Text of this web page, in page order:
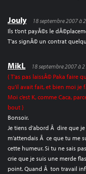
Jouly
18 septembre 2007 à
Ils t’ont payÃ©s le
T’as signÃ© un contrat
MikL
18 septembre 2007 à
{ T’as pas laissÃ© Paka faire
qu’il avait fait, et bien moi je
Moi c’est K, comme Caca,
bout }
Bonsoir.
Je tiens d’abord Ã dire que
m’attendais Ã ce que tu me
cette humeur. Si tu ne sais
crie que je suis une merde
point. Quand Ã ton travail